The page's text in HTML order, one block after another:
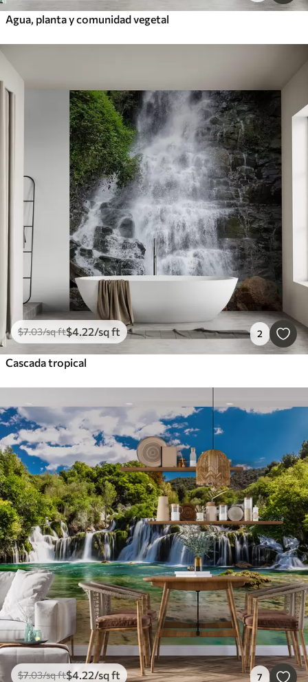
Agua, planta y comunidad vegetal
$7.03/sq ft$4 .22/sq ft 2
Cascada tropical
$7.03/sq ft$4 .22/sq ft 7